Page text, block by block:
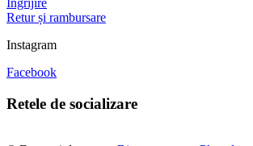
Ingrijire
Retur și rambursare
Instagram
Facebook
Retele de socializare